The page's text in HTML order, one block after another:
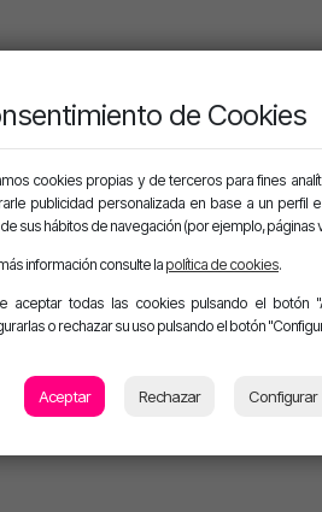
de Cookies
cookies propias y de terceros para fines
publicidad personalizada en base a un perfil
sus hábitos de navegación (por ejemplo, páginas
información consulte la política de cookies.
aceptar todas las cookies pulsando el botón
o rechazar su uso pulsando el botón
Aceptar Rechazar Configurar